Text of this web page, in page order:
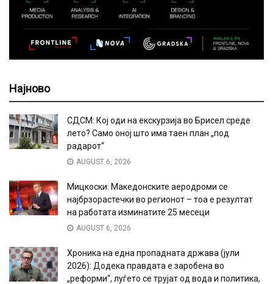
Најново
СДСМ: Кој оди на екскурзија во Брисел среде
лето? Само оној што има таен план „под
радарот“
AUGUST 6, 2026
Мицкоски: Македонските аеродроми се
најбрзорастечки во регионот – тоа е резултат
на работата изминатите 25 месеци
AUGUST 6, 2026
Хроника на една пропадната држава (јули
2026): Додека правдата е заробена во
„реформи“, луѓето се трујат од вода и политика,